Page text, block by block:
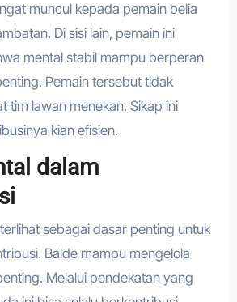
muncul kepada pemain belia
Di sisi lain, pemain ini
mental stabil mampu berperan
Pemain tersebut tidak
tim lawan menekan. Sikap ini
kian efisien.
dalam
sebagai dasar penting untuk
Balde mampu mengelola
Melalui pendekatan yang